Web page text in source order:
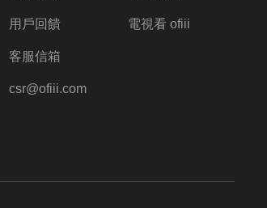
用戶回饋
客服信箱
csr@ofiii.com
電視看 ofiii